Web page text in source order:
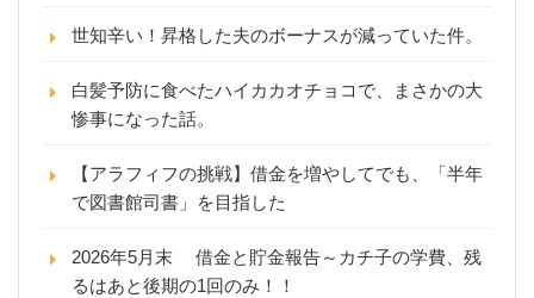
世知辛い！昇格した夫のボーナスが減っていた件。
白髪予防に食べたハイカカオチョコで、まさかの大
惨事になった話。
【アラフィフの挑戦】借金を増やしてでも、「半年
で図書館司書」を目指した
2026年5月末 借金と貯金報告～カチ子の学費、残
るはあと後期の1回のみ！！